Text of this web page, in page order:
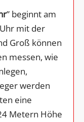
” beginnt am
mit der
Groß können
messen, wie
werden
eine
Metern Höhe